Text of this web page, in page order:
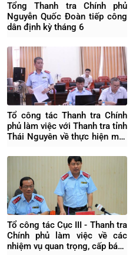
Tổng Thanh tra Chính phủ
Nguyễn Quốc Đoàn tiếp công
dân định kỳ tháng 6
Tổ công tác Thanh tra Chính
phủ làm việc với Thanh tra tỉnh
Thái Nguyên về thực hiện một
bách
Tổ công tác Cục III - Thanh tra
Chính phủ làm việc về các
nhiệm vụ quan trọng, cấp bách